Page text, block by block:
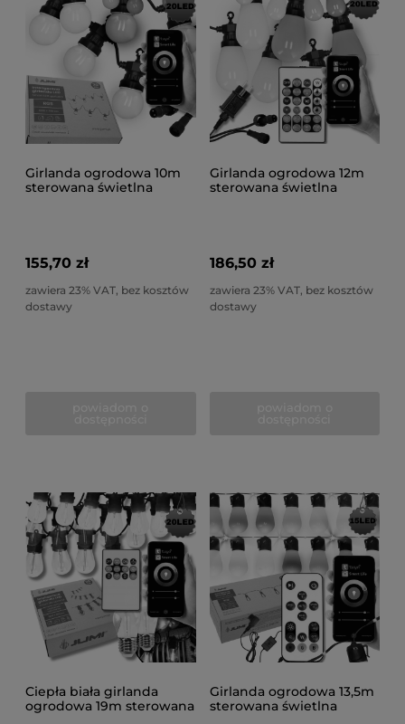
Girlanda ogrodowa 10m
sterowana świetlna
155,70 zł
zawiera 23% VAT, bez kosztów
dostawy
Girlanda ogrodowa 12m
sterowana świetlna
186,50 zł
zawiera 23% VAT, bez kosztów
dostawy
Ciepła biała girlanda
ogrodowa 19m sterowana
Girlanda ogrodowa 13,5m
sterowana świetlna